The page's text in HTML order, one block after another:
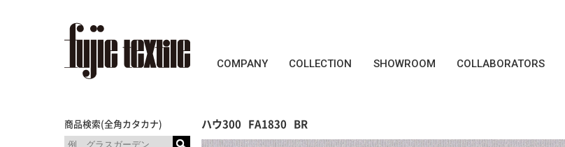
COMPANY COLLECTION SHOWROOM COLLABORATORS
ハウ300 FA1830 BR
商品検索(全角カタカナ)